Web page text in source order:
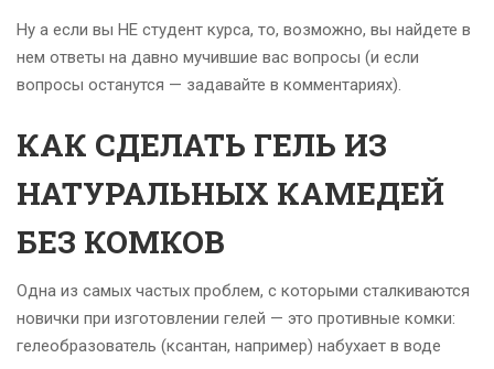
Ну а если вы НЕ студент курса, то, возможно, вы найдете в
нем ответы на давно мучившие вас вопросы (и если
вопросы останутся — задавайте в комментариях).
КАК СДЕЛАТЬ ГЕЛЬ ИЗ
НАТУРАЛЬНЫХ КАМЕДЕЙ
БЕЗ КОМКОВ
Одна из самых частых проблем, с которыми сталкиваются
новички при изготовлении гелей — это противные комки:
гелеобразователь (ксантан, например) набухает в воде